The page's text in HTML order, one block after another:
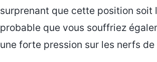
surprenant que cette position soit
probable que vous souffriez
une forte pression sur les nerfs